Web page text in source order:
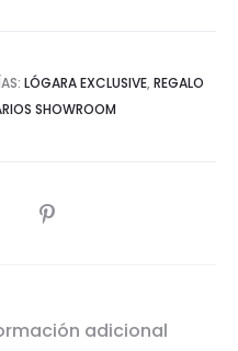
LÓGARA EXCLUSIVE, REGALO
SHOWROOM
adicional